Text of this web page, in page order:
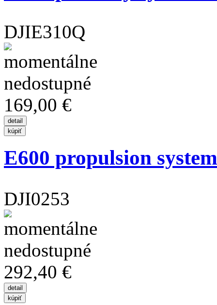
DJIE310Q
169,00 €
E600 propulsion
DJI0253
292,40 €